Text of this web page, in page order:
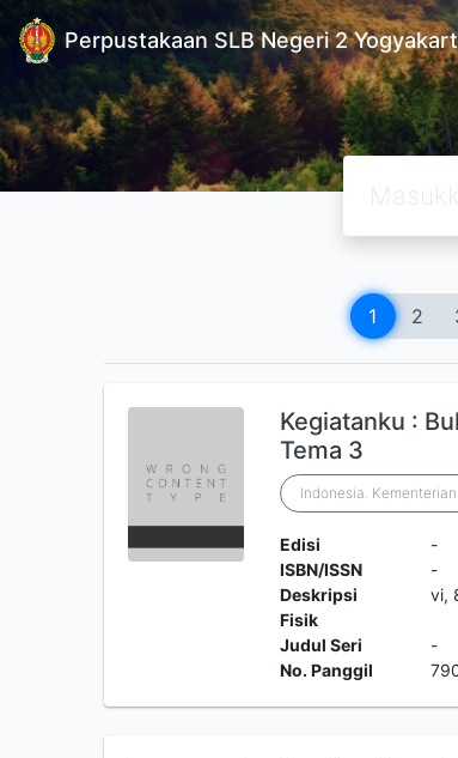
Perpustakaan SLB Negeri 2
1 2
Kegiatanku :
Tema 3
Indonesia.
Edisi
-
ISBN/ISSN
-
Deskripsi
Fisik
vi,
Judul Seri
-
No. Panggil